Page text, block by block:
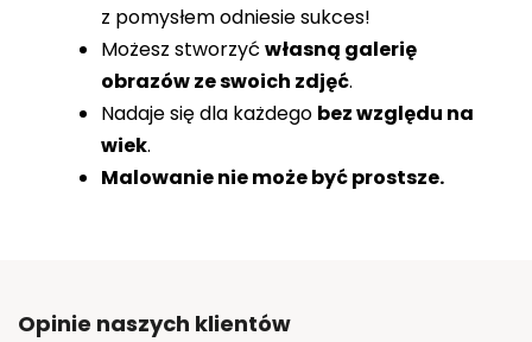
z pomysłem odniesie sukces!
Możesz stworzyć własną galerię
obrazów ze swoich zdjęć.
Nadaje się dla każdego bez względu na
wiek.
Malowanie nie może być prostsze.
Opinie naszych klientów